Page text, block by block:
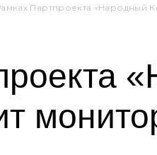
Партпроекта «Народный